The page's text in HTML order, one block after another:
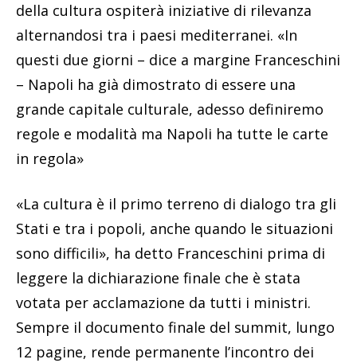
della cultura ospiterà iniziative di rilevanza
alternandosi tra i paesi mediterranei. «In
questi due giorni – dice a margine Franceschini
– Napoli ha già dimostrato di essere una
grande capitale culturale, adesso definiremo
regole e modalità ma Napoli ha tutte le carte
in regola»
«La cultura è il primo terreno di dialogo tra gli
Stati e tra i popoli, anche quando le situazioni
sono difficili», ha detto Franceschini prima di
leggere la dichiarazione finale che è stata
votata per acclamazione da tutti i ministri.
Sempre il documento finale del summit, lungo
12 pagine, rende permanente l’incontro dei